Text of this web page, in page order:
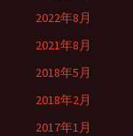
2022年8月
2021年8月
2018年5月
2018年2月
2017年1月